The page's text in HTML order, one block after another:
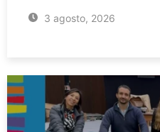
3 agosto, 2026